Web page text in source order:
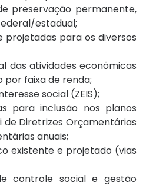
preservação permanente,
estadual;
projetadas para os diversos
das atividades econômicas
faixa de renda;
social (ZEIS);
inclusão nos planos
de Diretrizes Orçamentárias
anuais;
existente e projetado (vias
social e gestão